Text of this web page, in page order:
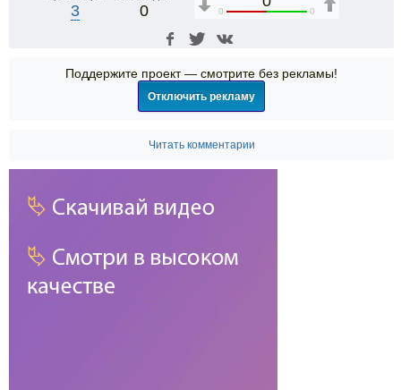
3 0 0 0
Поддержите проект — смотрите без рекламы!
Отключить рекламу
Читать комментарии